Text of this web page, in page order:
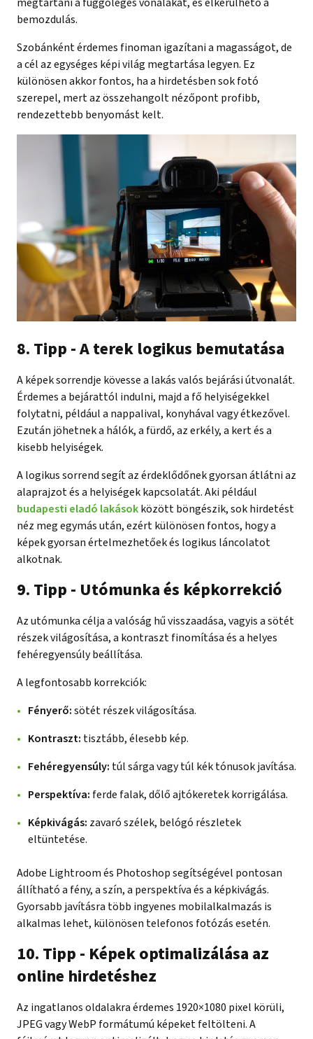
bemozdulás.
Szobánként érdemes finoman igazítani a magasságot, de
a cél az egységes képi világ megtartása legyen. Ez
különösen akkor fontos, ha a hirdetésben sok fotó
szerepel, mert az összehangolt nézőpont profibb,
rendezettebb benyomást kelt.
8. Tipp - A terek logikus bemutatása
A képek sorrendje kövesse a lakás valós bejárási útvonalát.
Érdemes a bejárattól indulni, majd a fő helyiségekkel
folytatni, például a nappalival, konyhával vagy étkezővel.
Ezután jöhetnek a hálók, a fürdő, az erkély, a kert és a
kisebb helyiségek.
A logikus sorrend segít az érdeklődőnek gyorsan átlátni az
alaprajzot és a helyiségek kapcsolatát. Aki például
budapesti eladó lakásokközött böngészik, sok hirdetést
néz meg egymás után, ezért különösen fontos, hogy a
képek gyorsan értelmezhetőek és logikus láncolatot
alkotnak.
9. Tipp - Utómunka és képkorrekció
Az utómunka célja a valóság hű visszaadása, vagyis a sötét
részek világosítása, a kontraszt finomítása és a helyes
fehéregyensúly beállítása.
A legfontosabb korrekciók:
Fényerő:sötét részek világosítása.
Kontraszt: tisztább, élesebb kép.
Fehéregyensúly: túl sárga vagy túl kék tónusok javítása.
Perspektíva: ferde falak, dőlő ajtókeretek korrigálása.
Képkivágás: zavaró szélek, belógó részletek
eltüntetése.
Adobe Lightroom és Photoshop segítségével pontosan
állítható a fény, a szín, a perspektíva és a képkivágás.
Gyorsabb javításra több ingyenes mobilalkalmazás is
alkalmas lehet, különösen telefonos fotózás esetén.
10. Tipp - Képek optimalizálása az
online hirdetéshez
Az ingatlanos oldalakra érdemes 1920×1080 pixel körüli,
JPEG vagy WebP formátumú képeket feltölteni. A